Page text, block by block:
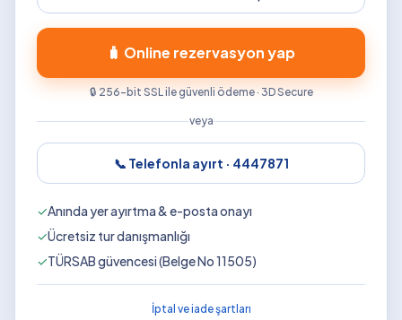
🧳 Online rezervasyon yap
🔒 256-bit SSL ile güvenli ödeme · 3D Secure
veya
📞 Telefonla ayırt · 4447871
✓Anında yer ayırtma & e-posta onayı
✓Ücretsiz tur danışmanlığı
✓TÜRSAB güvencesi (Belge No 11505)
İptal ve iade şartları